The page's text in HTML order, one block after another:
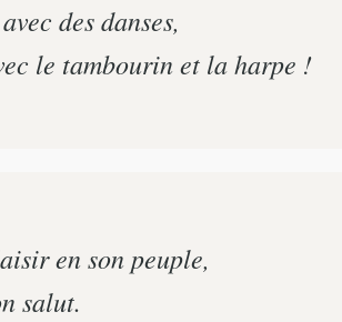
des danses,
le tambourin et la harpe !
en son peuple,
salut.